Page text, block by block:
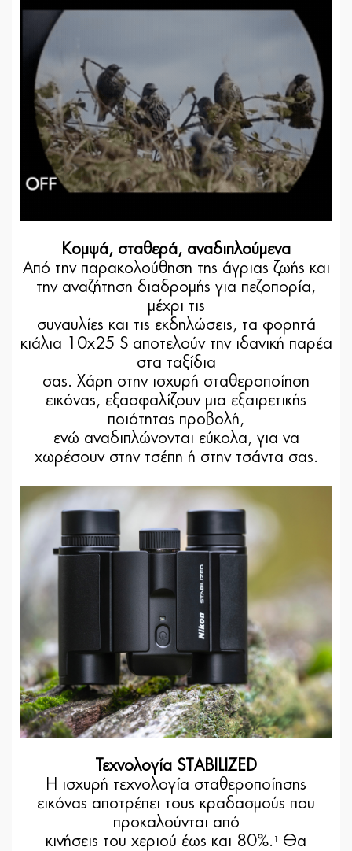
Κομψά, σταθερά, αναδιπλούμενα
Από την παρακολούθηση της άγριας ζωής και
την αναζήτηση διαδρομής για πεζοπορία,
μέχρι τις
συναυλίες και τις εκδηλώσεις, τα φορητά
κιάλια 10x25 Sαποτελούν την ιδανική παρέα
στα ταξίδια
σας. Χάρη στην ισχυρή σταθεροποίηση
εικόνας, εξασφαλίζουν μια εξαιρετικής
ποιότητας προβολή,
ενώ αναδιπλώνονται εύκολα, για να
χωρέσουν στην τσέπη ή στην τσάντα σας.
Τεχνολογία STABILIZED
Η ισχυρή τεχνολογία σταθεροποίησης
εικόνας αποτρέπει τους κραδασμούς που
προκαλούνται από
κινήσεις του χεριού έως και 80%.
Θα